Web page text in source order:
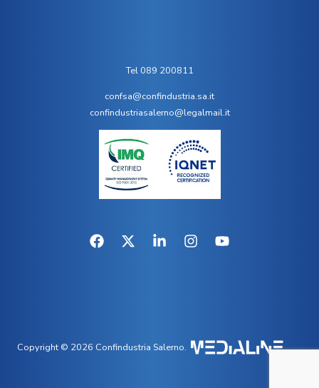
Tel 089 200811
confsa@confindustria.sa.it
confindustriasalerno@legalmail.it
Copyright © 2026 Confindustria Salerno.